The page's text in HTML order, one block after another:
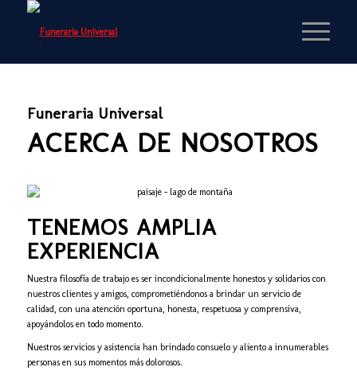
Funeraria Universal
ACERCA DE NOSOTROS
TENEMOS AMPLIA
EXPERIENCIA
Nuestra filosofía de trabajo es ser incondicionalmente honestos y solidarios con
nuestros clientes y amigos, comprometiéndonos a brindar un servicio de
calidad, con una atención oportuna, honesta, respetuosa y comprensiva,
apoyándolos en todo momento.
Nuestros servicios y asistencia han brindado consuelo y aliento a innumerables
personas en sus momentos más dolorosos.